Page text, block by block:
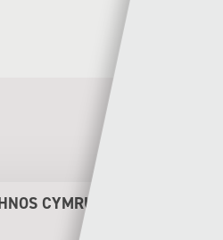
CYMRU PREMIER